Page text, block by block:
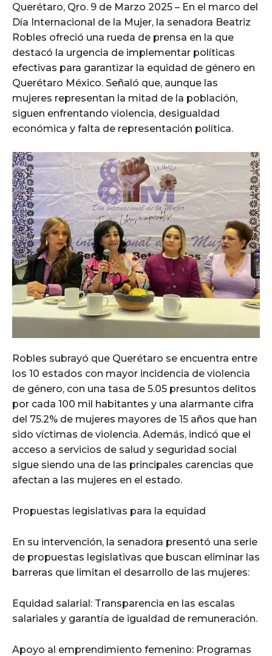
Querétaro, Qro. 9 de Marzo 2025 – En el marco del
Día Internacional de la Mujer, la senadora Beatriz
Robles ofreció una rueda de prensa en la que
destacó la urgencia de implementar políticas
efectivas para garantizar la equidad de género en
Querétaro México. Señaló que, aunque las
mujeres representan la mitad de la población,
siguen enfrentando violencia, desigualdad
económica y falta de representación política.
Robles subrayó que Querétaro se encuentra entre
los 10 estados con mayor incidencia de violencia
de género, con una tasa de 5.05 presuntos delitos
por cada 100 mil habitantes y una alarmante cifra
del 75.2% de mujeres mayores de 15 años que han
sido víctimas de violencia. Además, indicó que el
acceso a servicios de salud y seguridad social
sigue siendo una de las principales carencias que
afectan a las mujeres en el estado.
Propuestas legislativas para la equidad
En su intervención, la senadora presentó una serie
de propuestas legislativas que buscan eliminar las
barreras que limitan el desarrollo de las mujeres:
Equidad salarial: Transparencia en las escalas
salariales y garantía de igualdad de remuneración.
Apoyo al emprendimiento femenino: Programas